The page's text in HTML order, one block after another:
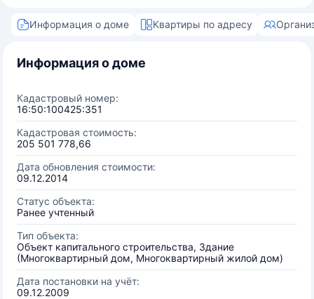
Информация о доме Квартиры по адресу
Информация о доме
Кадастровый номер:
16:50:100425:351
Кадастровая стоимость:
205 501 778,66
Дата обновления стоимости:
09.12.2014
Статус объекта:
Ранее учтенный
Тип объекта:
Объект капитального строительства, Здание
(Многоквартирный дом, Многоквартирный жилой дом)
Дата постановки на учёт:
09.12.2009